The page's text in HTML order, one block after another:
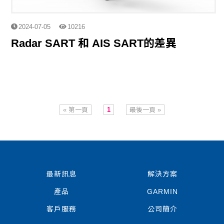
2024-07-05 10216
Radar SART 和 AIS SART的差異
« 第一頁 1 最後一頁 »
最新訊息 解決方案
產品 GARMIN
客戶服務 公司簡介